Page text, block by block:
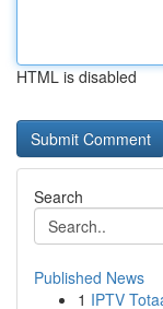
HTML is disabled
Search
Published News
1 IPTV